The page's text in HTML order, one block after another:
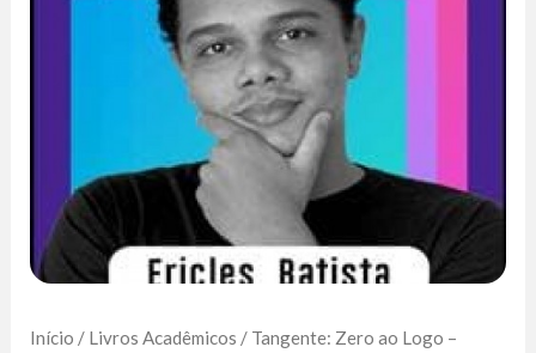
Início / Livros Acadêmicos / Tangente: Zero ao Logo –